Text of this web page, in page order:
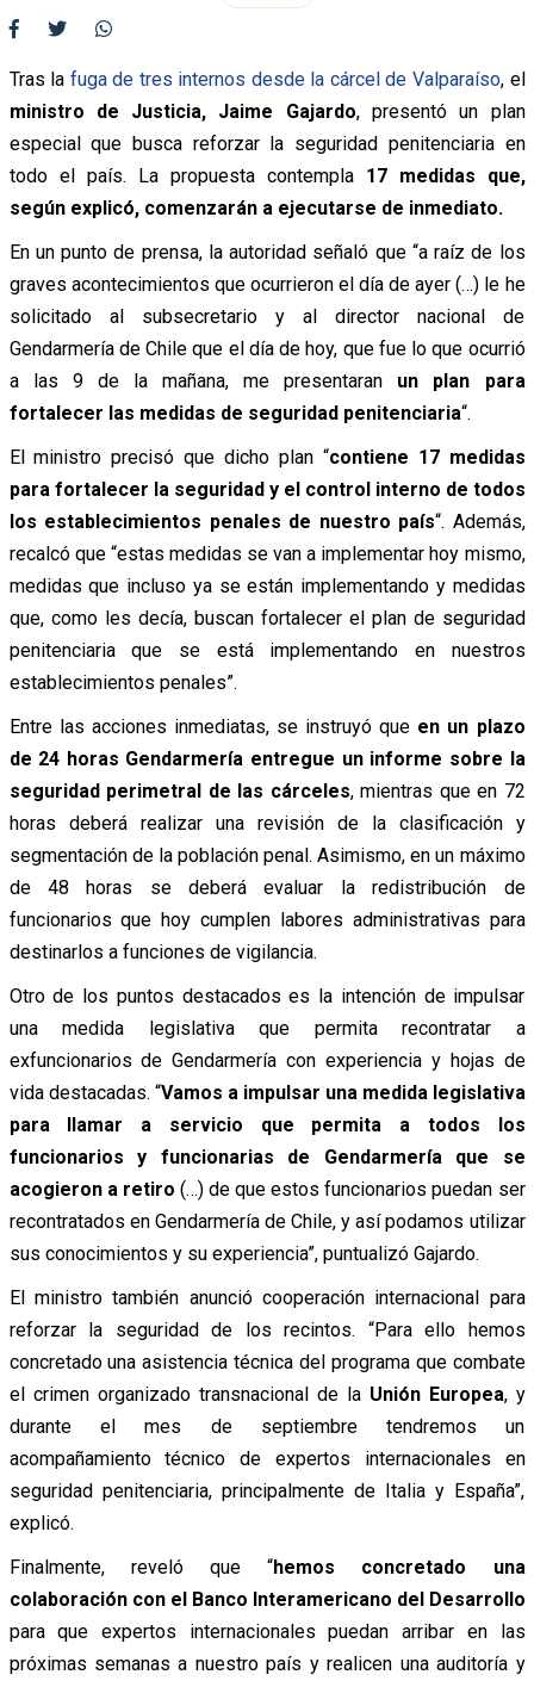
Tras la fuga de tres internos desde la cárcel de Valparaíso, el
ministro de Justicia, Jaime Gajardo, presentó un plan
especial que busca reforzar la seguridad penitenciaria en
todo el país. La propuesta contempla 17 medidas que,
según explicó, comenzarán a ejecutarse de inmediato.
En un punto de prensa, la autoridad señaló que “a raíz de los
graves acontecimientos que ocurrieron el día de ayer (…) le he
solicitado al subsecretario y al director nacional de
Gendarmería de Chile que el día de hoy, que fue lo que ocurrió
a las 9 de la mañana, me presentaran un plan para
fortalecer las medidas de seguridad penitenciaria“.
El ministro precisó que dicho plan “contiene 17 medidas
para fortalecer la seguridad y el control interno de todos
los establecimientos penales de nuestro país“. Además,
recalcó que “estas medidas se van a implementar hoy mismo,
medidas que incluso ya se están implementando y medidas
que, como les decía, buscan fortalecer el plan de seguridad
penitenciaria que se está implementando en nuestros
establecimientos penales”.
Entre las acciones inmediatas, se instruyó que en un plazo
de 24 horas Gendarmería entregue un informe sobre la
seguridad perimetral de las cárceles, mientras que en 72
horas deberá realizar una revisión de la clasificación y
segmentación de la población penal. Asimismo, en un máximo
de 48 horas se deberá evaluar la redistribución de
funcionarios que hoy cumplen labores administrativas para
destinarlos a funciones de vigilancia.
Otro de los puntos destacados es la intención de impulsar
una medida legislativa que permita recontratar a
exfuncionarios de Gendarmería con experiencia y hojas de
vida destacadas. “Vamos a impulsar una medida legislativa
para llamar a servicio que permita a todos los
funcionarios y funcionarias de Gendarmería que se
acogieron a retiro (…) de que estos funcionarios puedan ser
recontratados en Gendarmería de Chile, y así podamos utilizar
sus conocimientos y su experiencia”, puntualizó Gajardo.
El ministro también anunció cooperación internacional para
reforzar la seguridad de los recintos. “Para ello hemos
concretado una asistencia técnica del programa que combate
el crimen organizado transnacional de la Unión Europea, y
durante el mes de septiembre tendremos un
acompañamiento técnico de expertos internacionales en
seguridad penitenciaria, principalmente de Italia y España”,
explicó.
Finalmente, reveló que “hemos concretado una
colaboración con el Banco Interamericano del Desarrollo
para que expertos internacionales puedan arribar en las
próximas semanas a nuestro país y realicen una auditoría y